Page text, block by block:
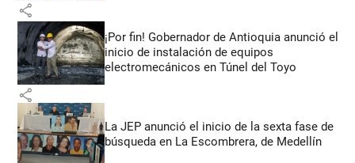
share
¡Por fin! Gobernador de Antioquia anunció el
inicio de instalación de equipos
electromecánicos en Túnel del Toyo
share
La JEP anunció el inicio de la sexta fase de
búsqueda en La Escombrera, de Medellín